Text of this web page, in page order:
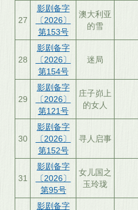
27
影剧备字
〔2026〕
第153号
澳大利亚
的雪
28
影剧备字
〔2026〕
第154号
迷局
29
影剧备字
〔2026〕
第121号
庄子峁上
的女人
30
影剧备字
〔2026〕
第152号
寻人启事
31
影剧备字
〔2026〕
第95号
女儿国之
玉玲珑
影剧备字